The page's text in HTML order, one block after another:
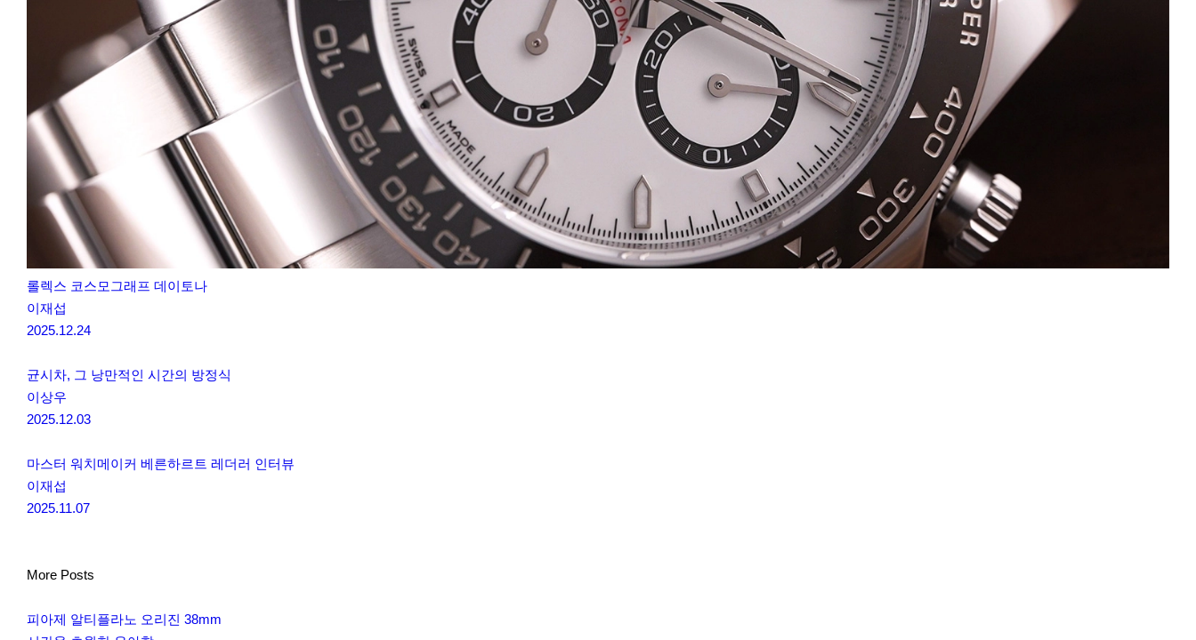
롤렉스 코스모그래프 데이토나
이재섭
2025.12.24
균시차, 그 낭만적인 시간의 방정식
이상우
2025.12.03
마스터 워치메이커 베른하르트 레더러 인터뷰
이재섭
2025.11.07
More Posts
피아제 알티플라노 오리진 38mm